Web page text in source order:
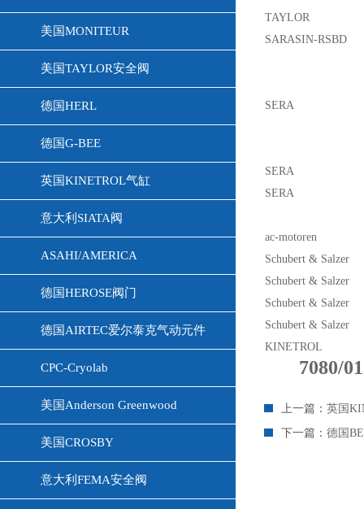
美国MONITEUR
美国TAYLOR安全阀
德国HERL
德国G-BEE
英国KINETROL气缸
意大利SIATA阀
ASAHI/AMERICA
德国HEROSE阀门
德国AIRTEC爱尔泰克气动元件
CPC-Cryolab
美国Anderson Greenwood
美国CROSBY
意大利FEMA安全阀
TAYLOR
SARASIN-RSBD
SERA
SERA
SERA
ac-motoren
Schubert & Salzer
Schubert & Salzer
Schubert & Salzer
Schubert & Salzer
KINETROL
7080/
上一篇： 英国
下一篇： 德国